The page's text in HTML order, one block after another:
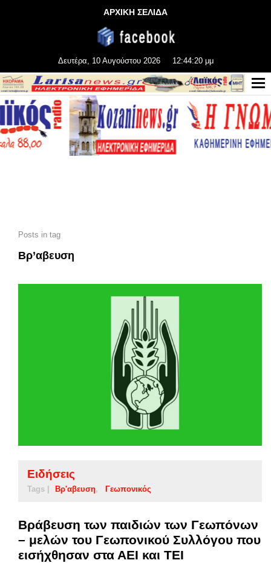
ΑΡΧΙΚΗ ΣΕΛΙΔΑ
Δευτέρα, 10 Αυγούστου 2026 12:44:20 μμ
Posts in tag
Βρ’αβευση
Ειδήσεις
Tags | Βρ'αβευση Γεωπονικός
Βράβευση των παιδιών των Γεωπόνων
– μελών του Γεωπονικού Συλλόγου που
εισήχθησαν στα ΑΕΙ και ΤΕΙ